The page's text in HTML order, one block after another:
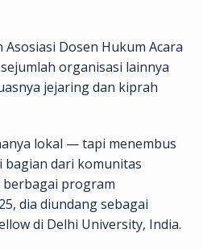
Dosen Hukum Acara
sejumlah organisasi lainnya
jejaring dan kiprah
lokal — tapi menembus
bagian dari komunitas
program
dia diundang sebagai
di Delhi University, India.